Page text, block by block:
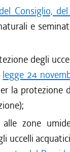
Consiglio,
e
degli
legge 24
la protezione
zone
uccelli